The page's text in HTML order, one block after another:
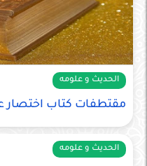
الحديث و علومه
مقتطفات كتاب اختصار
الحديث و علومه